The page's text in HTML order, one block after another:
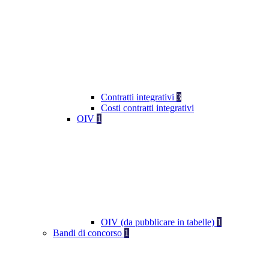
Contratti integrativi 3
Costi contratti integrativi
OIV 1
OIV (da pubblicare in tabelle) 1
Bandi di concorso 1